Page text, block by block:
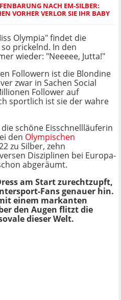
NACH EM-SILBER:
VORHER VERLOR SIE IHR BABY
Olympia" findet die
prickelnd. In den
wieder: "Neeeee, Jutta!"
Followern ist die Blondine
zwar in Sachen Social
Follower auf
sportlich ist sie der wahre
schöne Eisschnellläuferin
den Olympischen
zu Silber, zehn
Disziplinen bei Europa-
abgeräumt.
am Start zurechtzupft,
Fans genauer hin.
einem markanten
den Augen flitzt die
dieser Welt.